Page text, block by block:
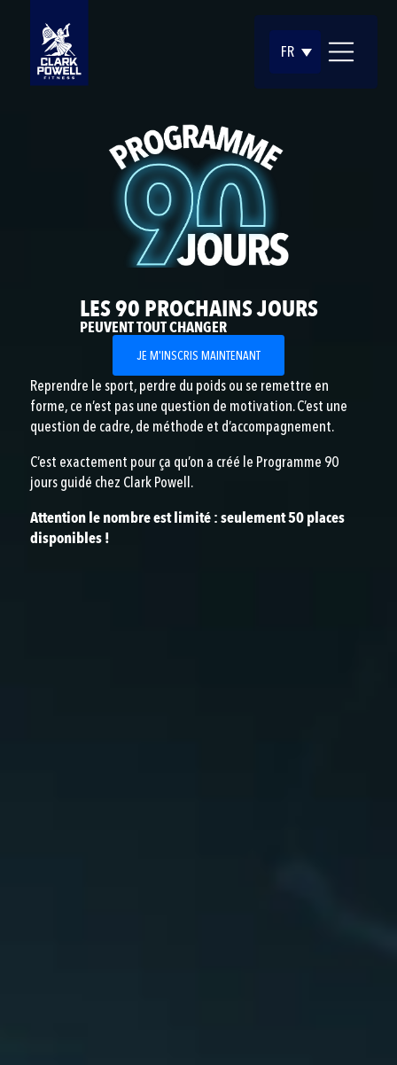
FR
LES 90 PROCHAINS JOURS
PEUVENT TOUT CHANGER
JE M'INSCRIS MAINTENANT
Reprendre le sport, perdre du poids ou se remettre en
forme, ce n’est pas une question de motivation. C’est une
question de cadre, de méthode et d’accompagnement.
C’est exactement pour ça qu’on a créé le Programme 90
jours guidé chez Clark Powell.
Attention le nombre est limité : seulement 50 places
disponibles !